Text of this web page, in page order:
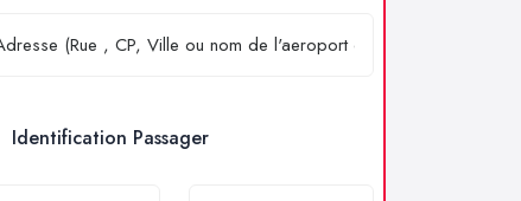
Identification Passager